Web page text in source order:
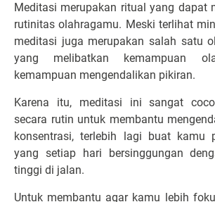
Meditasi merupakan ritual yang dapat
rutinitas olahragamu. Meski terlihat
meditasi juga merupakan salah satu
yang melibatkan kemampuan
kemampuan mengendalikan pikiran.
Karena itu, meditasi ini sangat
secara rutin untuk membantu
konsentrasi, terlebih lagi buat kamu
yang setiap hari bersinggungan
tinggi di jalan.
Untuk membantu agar kamu lebih